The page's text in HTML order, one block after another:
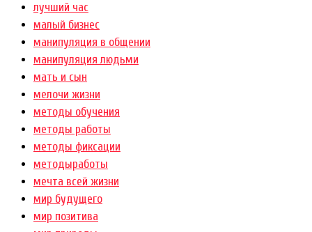
лучший час
малый бизнес
манипуляция в общении
манипуляция людьми
мать и сын
мелочи жизни
методы обучения
методы работы
методы фиксации
методыработы
мечта всей жизни
мир будущего
мир позитива